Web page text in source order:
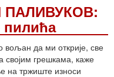
вољан да ми открије, све
својим грешкама, каже
на тржиште износи